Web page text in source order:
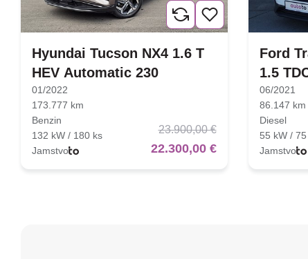
Hyundai Tucson NX4 1.6 T
HEV Automatic 230
01/2022
173.777 km
Benzin
132 kW / 180 ks
Jamstvo
23.900,00 €
22.300,00 €
Ford
1.5
06/2021
86.147 km
Diesel
55 kW /
Jamstvo